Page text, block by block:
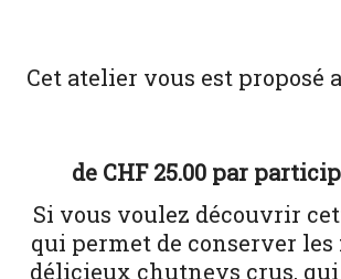
Cet atelier vous est proposé
de CHF 25.00 par
Si vous voulez découvrir
qui permet de conserver
délicieux chutneys crus,